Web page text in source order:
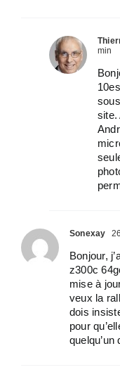
min
site.
Sonexay
Bonjour,
z300c
mise à
veux la
dois
pour
quelqu’un